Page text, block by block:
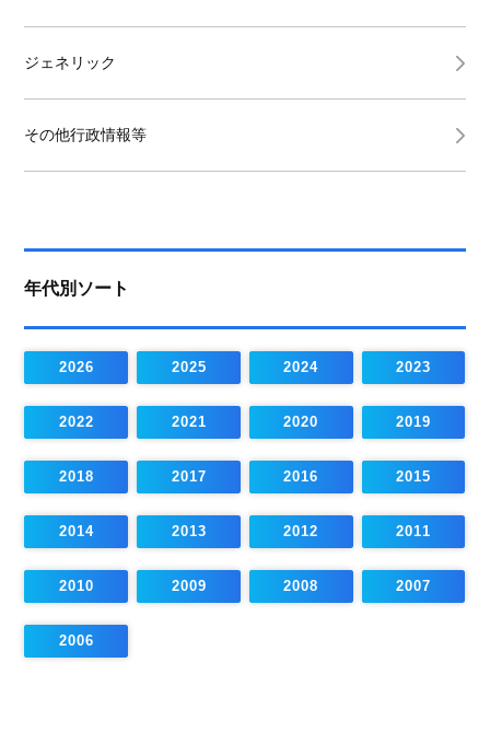
ジェネリック
その他行政情報等
年代別ソート
2026 2025 2024 2023
2022 2021 2020 2019
2018 2017 2016 2015
2014 2013 2012 2011
2010 2009 2008 2007
2006